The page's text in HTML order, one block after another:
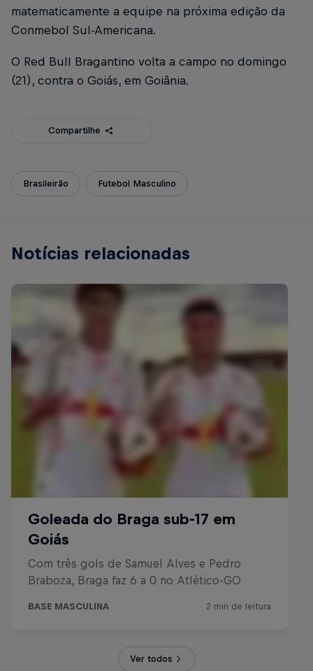
matematicamente a equipe na próxima edição da
Conmebol Sul-Americana.
O Red Bull Bragantino volta a campo no domingo
(21), contra o Goiás, em Goiânia.
Compartilhe
Brasileirão Futebol Masculino
Notícias relacionadas
Ver todos